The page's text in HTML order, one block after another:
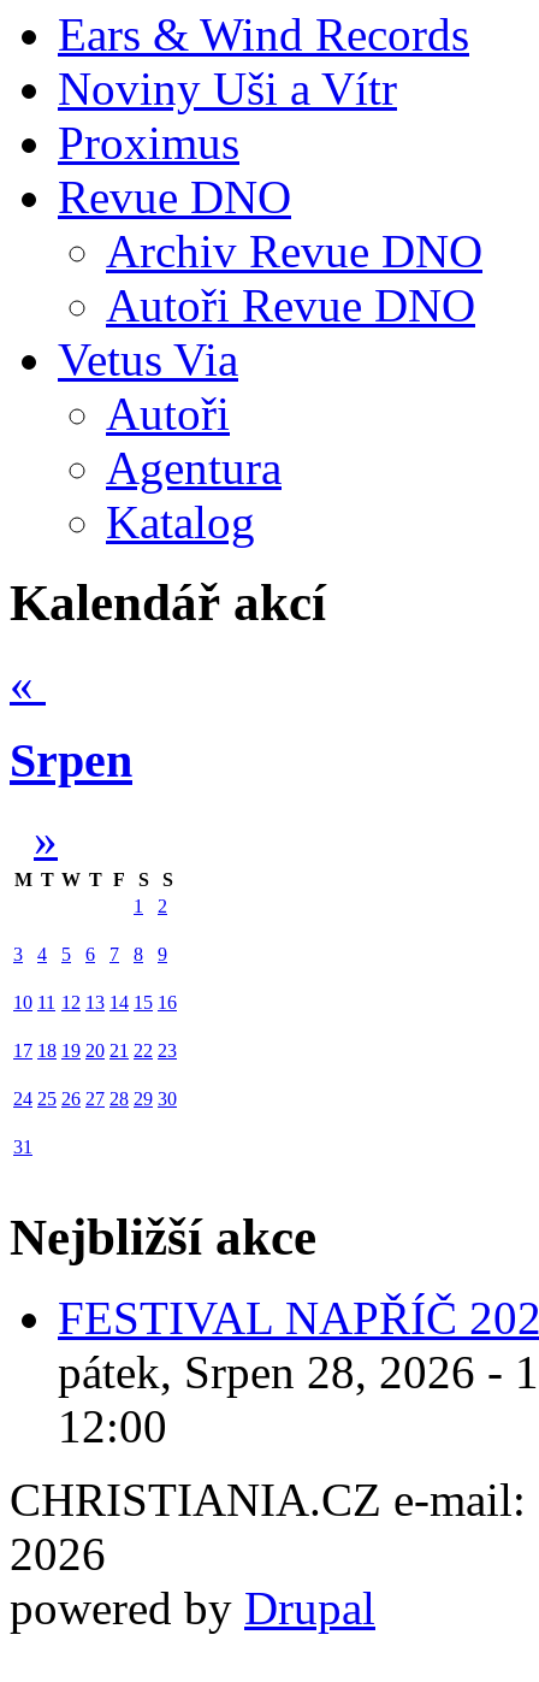
Ears & Wind Records
Noviny Uši a Vítr
Proximus
Revue DNO
Archiv Revue DNO
Autoři Revue DNO
Vetus Via
Autoři
Agentura
Katalog
Kalendář akcí
«
Srpen
»
M T W T F S
S
1
2
3 4 5 6 7 8 9
10 11 12 13 14 15 16
17 18 19 20 21 22 23
24 25 26 27 28 29 30
31
Nejbližší akce
FESTIVAL NAPŘÍČ
pátek, Srpen 28, 2026 -
12:00
CHRISTIANIA.CZ e-mail:
2026
powered by Drupal